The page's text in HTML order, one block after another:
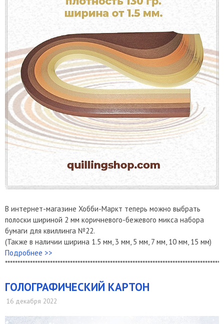
В интернет-магазине Хобби-Маркт теперь можно выбрать
полоски шириной 2 мм коричневого-бежевого микса набора
бумаги для квиллинга №22.
(Также в наличии ширина 1.5 мм, 3 мм, 5 мм, 7 мм, 10 мм, 15 мм)
Подробнее >>
ГОЛОГРАФИЧЕСКИЙ КАРТОН
16 декабря 2022